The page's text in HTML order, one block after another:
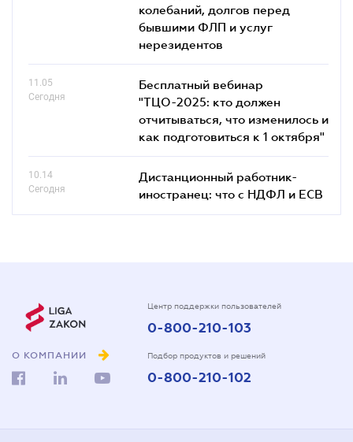
колебаний, долгов перед
бывшими ФЛП и услуг
нерезидентов
11.05
Сегодня
Бесплатный вебинар
"ТЦО-2025: кто должен
отчитываться, что изменилось и
как подготовиться к 1 октября"
10.14
Сегодня
Дистанционный работник-
иностранец: что с НДФЛ и ЕСВ
О КОМПАНИИ
Центр поддержки пользователей
0-800-210-103
Подбор продуктов и решений
0-800-210-102